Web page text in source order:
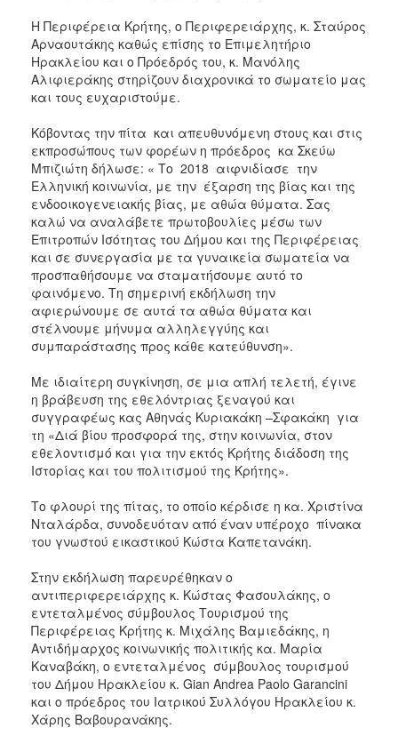
ΑΝΘΕΚΤΙΚΗ
ΠΟΛΗ
Η Περιφέρεια Κρήτης, ο Περιφερειάρχης, κ. Σταύρος
Αρναουτάκης καθώς επίσης το Επιμελητήριο
Ηρακλείου και ο Πρόεδρός του, κ. Μανόλης
Αλιφιεράκης στηρίζουν διαχρονικά το σωματείο μας
και τους ευχαριστούμε.
Κόβοντας την πίτα και απευθυνόμενη στους και στις
εκπροσώπους των φορέων η πρόεδρος κα Σκεύω
Μπιζιώτη δήλωσε: « Το 2018 αιφνιδίασε την
Ελληνική κοινωνία, με την έξαρση της βίας και της
ενδοοικογενειακής βίας, με αθώα θύματα. Σας
καλώ να αναλάβετε πρωτοβουλίες μέσω των
Επιτροπών Ισότητας του Δήμου και της Περιφέρειας
και σε συνεργασία με τα γυναικεία σωματεία να
προσπαθήσουμε να σταματήσουμε αυτό το
φαινόμενο. Τη σημερινή εκδήλωση την
αφιερώνουμε σε αυτά τα αθώα θύματα και
στέλνουμε μήνυμα αλληλεγγύης και
συμπαράστασης προς κάθε κατεύθυνση».
Με ιδιαίτερη συγκίνηση, σε μια απλή τελετή, έγινε
η βράβευση της εθελόντριας ξεναγού και
συγγραφέως κας Αθηνάς Κυριακάκη –Σφακάκη για
τη «Διά βίου προσφορά της, στην κοινωνία, στον
εθελοντισμό και για την εκτός Κρήτης διάδοση της
Ιστορίας και του πολιτισμού της Κρήτης».
Το φλουρί της πίτας, το οποίο κέρδισε η κα. Χριστίνα
Νταλάρδα, συνοδευόταν από έναν υπέροχο πίνακα
του γνωστού εικαστικού Κώστα Καπετανάκη.
Στην εκδήλωση παρευρέθηκαν ο
αντιπεριφερειάρχης κ. Κώστας Φασουλάκης, ο
εντεταλμένος σύμβουλος Τουρισμού της
Περιφέρειας Κρήτης κ. Μιχάλης Βαμιεδάκης, η
Αντιδήμαρχος κοινωνικής πολιτικής κα. Μαρία
Καναβάκη, ο εντεταλμένος σύμβουλος τουρισμού
του Δήμου Ηρακλείου κ. Gian Andrea Paolo Garancini
και ο πρόεδρος του Ιατρικού Συλλόγου Ηρακλείου κ.
Χάρης Βαβουρανάκης.